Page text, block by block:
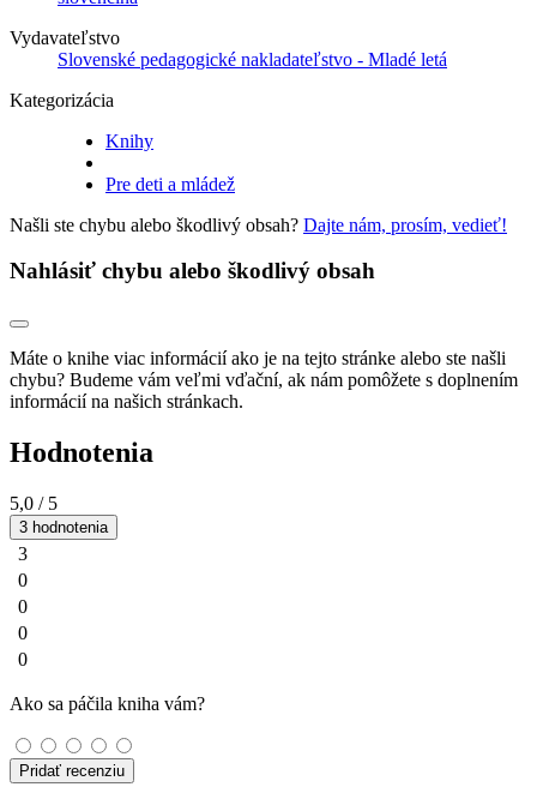
Vydavateľstvo
Slovenské pedagogické nakladateľstvo - Mladé letá
Kategorizácia
Knihy
Pre deti a mládež
Našli ste chybu alebo škodlivý obsah? Dajte nám, prosím, vedieť!
Nahlásiť chybu alebo škodlivý obsah
Máte o knihe viac informácií ako je na tejto stránke alebo ste našli
chybu? Budeme vám veľmi vďační, ak nám pomôžete s doplnením
informácií na našich stránkach.
Hodnotenia
5,0 / 5
3 hodnotenia
3
0
0
0
0
Ako sa páčila kniha vám?
Pridať recenziu